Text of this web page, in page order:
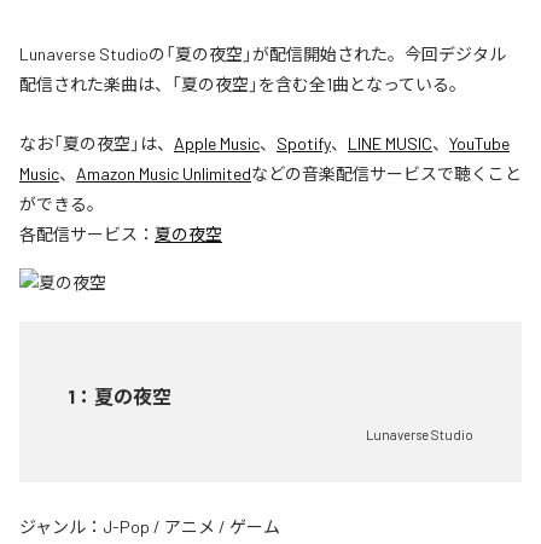
Lunaverse Studioの「夏の夜空」が配信開始された。今回デジタル
配信された楽曲は、「夏の夜空」を含む全1曲となっている。
なお「夏の夜空 」は、 Apple Music、 Spotify、 LINE MUSIC、 YouTube
Music、 Amazon Music Unlimitedなどの音楽配信サービスで聴くこと
ができる。
各配信サービス： 夏の夜空
1 ： 夏の夜空
Lunaverse Studio
ジャンル： J-Pop / アニメ / ゲーム